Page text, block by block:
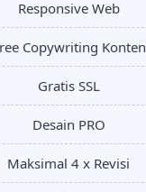
Responsive Web
Copywriting Konten
Gratis SSL
Desain PRO
Maksimal 4 x Revisi